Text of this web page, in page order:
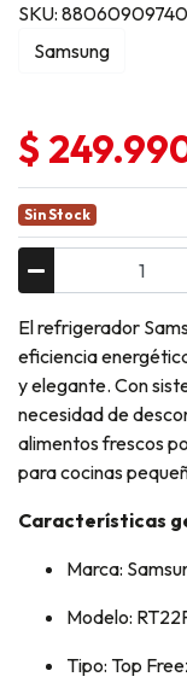
SKU:
Samsung
$
Sin Stock
El refrigerador
eficiencia
y elegante. Con
necesidad de
alimentos frescos
para cocinas
Características
Marca:
Modelo:
Tipo: Top